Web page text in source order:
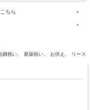
ちら
婚祝い 新築祝い お供え リース